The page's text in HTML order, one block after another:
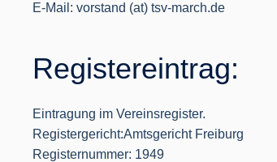
E-Mail: vorstand (at) tsv-march.de
Registereintrag:
Eintragung im Vereinsregister.
Registergericht:Amtsgericht Freiburg
Registernummer: 1949